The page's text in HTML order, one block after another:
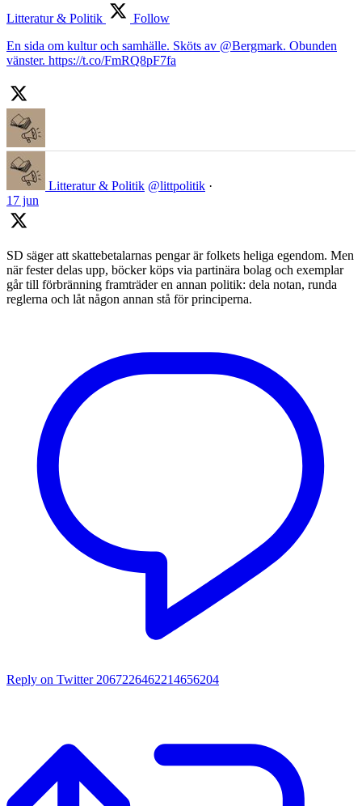
Litteratur & Politik
Follow
En sida om kultur och samhälle. Sköts av @Bergmark. Obunden
vänster. https://t.co/FmRQ8pF7fa
Litteratur & Politik @littpolitik ·
17 jun
SD säger att skattebetalarnas pengar är folkets heliga egendom. Men
när fester delas upp, böcker köps via partinära bolag och exemplar
går till förbränning framträder en annan politik: dela notan, runda
reglerna och låt någon annan stå för principerna.
Reply on Twitter 2067226462214656204